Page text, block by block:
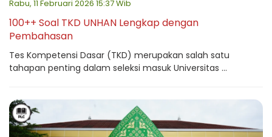
Rabu, 11 Februari 2026 15:37 Wib
100++ Soal TKD UNHAN Lengkap dengan
Pembahasan
Tes Kompetensi Dasar (TKD) merupakan salah satu
tahapan penting dalam seleksi masuk Universitas ...